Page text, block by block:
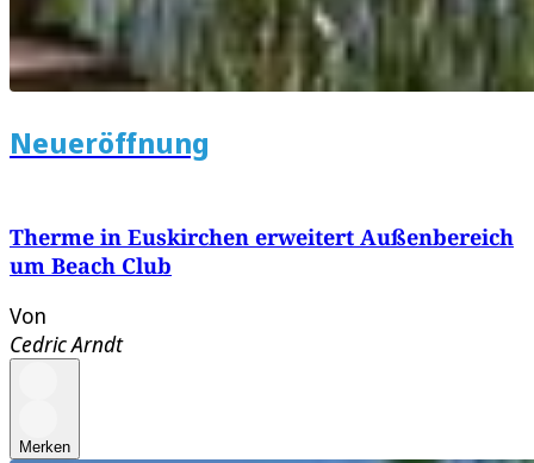
Neueröffnung
Therme in Euskirchen erweitert Außenbereich
um Beach Club
Von
Cedric Arndt
Merken